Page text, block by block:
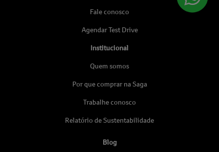
Fale conosco
Agendar Test Drive
Institucional
Quem somos
Por que comprar na Saga
Trabalhe conosco
Relatório de Sustentabilidade
Blog